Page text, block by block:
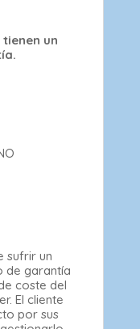
un
sufrir un
de garantía
coste del
El cliente
por sus